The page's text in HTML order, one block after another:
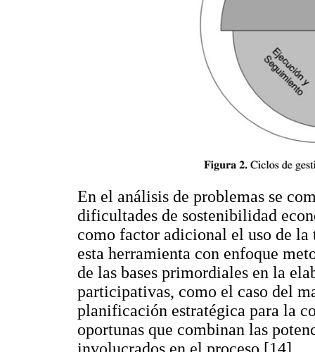
En el análisis de problemas se
dificultades de sostenibilidad
como factor adicional el uso de la
esta herramienta con enfoque
de las bases primordiales en la
participativas, como el caso del
planificación estratégica para la
oportunas que combinan las
involucrados en el proceso [14].